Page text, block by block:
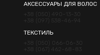
АКСЕССУАРЫ ДЛЯ ВОЛОС
+38 (050) 490-13-30
+38 (097) 538-46-94
ТЕКСТИЛЬ
+38 (050) 066-06-30
+38 (067) 462-68-83